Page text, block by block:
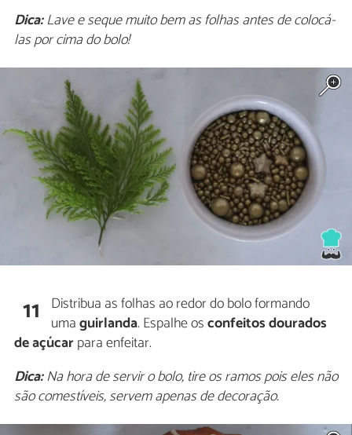
Dica:Lave e seque muito bem as folhas antes de colocá-
las por cima do bolo!
11 Distribua as folhas ao redor do bolo formando
umaguirlanda. Espalhe osconfeitos dourados
de açúcarpara enfeitar.
Dica:Na hora de servir o bolo, tire os ramos pois eles não
são comestíveis, servem apenas de decoração.